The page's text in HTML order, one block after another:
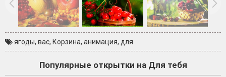
ягоды, вас, Корзина, анимация, для
Популярные открытки на Для тебя